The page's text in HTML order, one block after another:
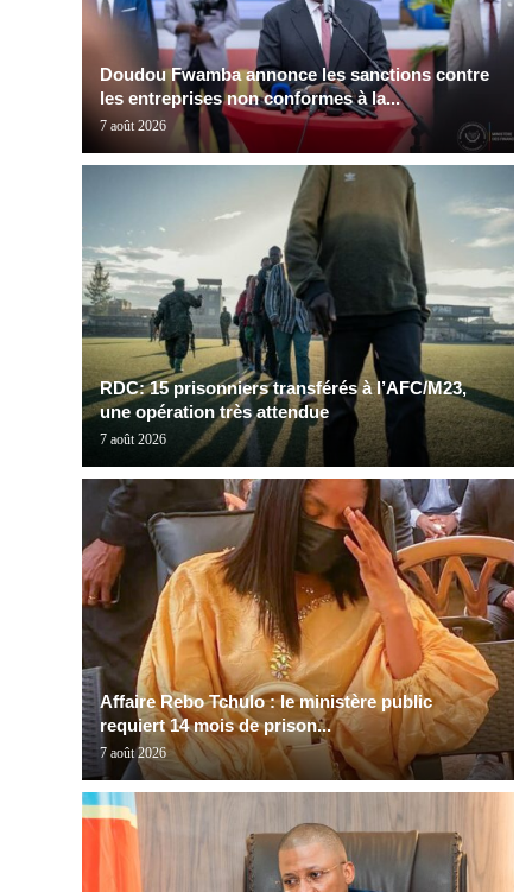
Doudou Fwamba annonce les sanctions contre
les entreprises non conformes à la...
7 août 2026
RDC: 15 prisonniers transférés à l’AFC/M23,
une opération très attendue
7 août 2026
Affaire Rebo Tchulo : le ministère public
requiert 14 mois de prison...
7 août 2026